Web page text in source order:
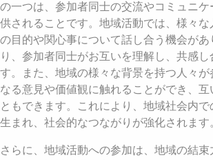
の一つは、参加者同士の交流やコミュニ
供されることです。地域活動では、様々な
の目的や関心事について話し合う機会があ
り、参加者同士がお互いを理解し、共感し
す。また、地域の様々な背景を持つ人々
なる意見や価値観に触れることができ、互
ともできます。これにより、地域社会内
生まれ、社会的なつながりが強化されます
さらに、地域活動への参加は、地域の結